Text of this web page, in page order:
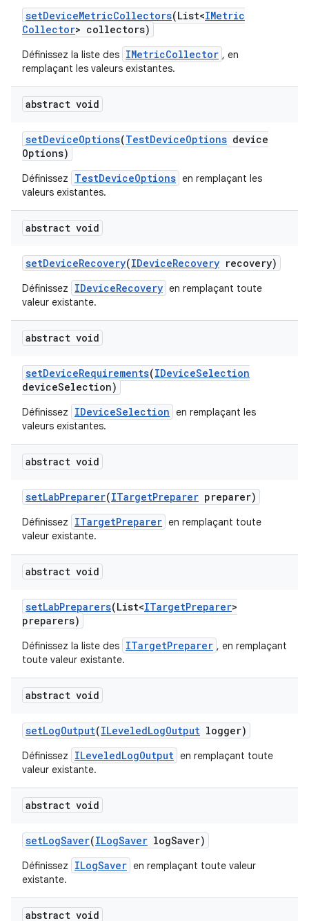
setDeviceMetricCollectors(List<IMetric
Collector> collectors)
Définissez la liste des IMetricCollector , en
remplaçant les valeurs existantes.
abstract void
setDeviceOptions(TestDeviceOptions device
Options)
Définissez TestDeviceOptions en remplaçant les
valeurs existantes.
abstract void
setDeviceRecovery(IDeviceRecovery recovery)
Définissez IDeviceRecovery en remplaçant toute
valeur existante.
abstract void
setDeviceRequirements(IDeviceSelection
deviceSelection)
Définissez IDeviceSelection en remplaçant les
valeurs existantes.
abstract void
setLabPreparer(ITargetPreparer preparer)
Définissez ITargetPreparer en remplaçant toute
valeur existante.
abstract void
setLabPreparers(List<ITargetPreparer>
preparers)
Définissez la liste des ITargetPreparer , en remplaçant
toute valeur existante.
abstract void
setLogOutput(ILeveledLogOutput logger)
Définissez ILeveledLogOutput en remplaçant toute
valeur existante.
abstract void
setLogSaver(ILogSaver logSaver)
Définissez ILogSaver en remplaçant toute valeur
existante.
abstract void